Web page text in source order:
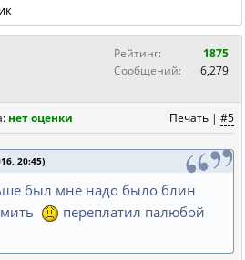
Рейтинг:
1875
Сообщений:
6,279
Печать | #5
нет оценки
20:45)
был мне надо было блин
переплатил палюбой